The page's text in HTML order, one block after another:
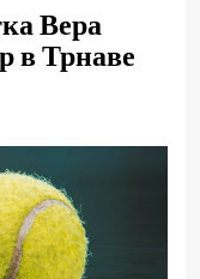
Вера
в Трнаве